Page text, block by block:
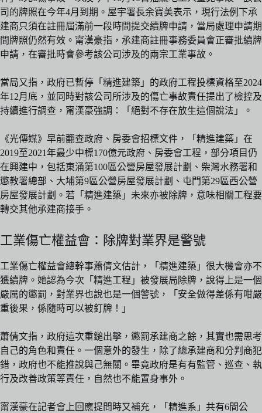
司的牌照在今年4月到期。屋宇署長余寶美表示，現行法例下承
建商只須在註冊屆滿前一段時間提交續牌申請，當局處理申請期
間牌照仍然有效。甯漢豪指，承建商註冊事務委員會正審批續牌
申請，在審批時會參考該公司涉及的兩宗工業事故。
當局又指，政府已暫停「精進建築」的政府工程投標資格至2024
年12月底，並同時對該公司所涉及的傷亡事故責任提出了檢控及
持續進行調查，甯漢豪強調：「絕對不存在放生這個說法」。
《光傳媒》早前翻查政府、房委會招標文件，「精進建築」在
2019至2021年最少中標170億元政府、房委會工程，部分項目仍
在興建中，包括東涌第100區公營房屋發展計劃、柴灣水務署和
懲教署總部、大埔第9區公營房屋發展計劃、屯門第29區西公營
房屋發展計劃。若「精進建築」未來亦被除牌，意味相關工程要
轉交其他承建商接手。
工業傷亡權益會：除牌對業界是警號
工業傷亡權益會總幹事蕭倩文估計，「精進建築」很大機會亦不
獲續牌。她認為今次「精進工程」被發展局除牌，說得上是一個
嚴厲的懲罰，對業界也說也是一個警號，「安全做得差係有咁嚴
重後果，係隨時可以被釘牌！」
蕭倩文指，政府這次重鎚出擊，懲罰承建商之餘，其實也需思考
自己的角色和責任。一個意外的發生，除了總承建商和分判商犯
錯，政府也不能推說與己無關。畢竟政府是有有監管、巡查、執
行及改善政策等責任，自然也不能置身事外。
甯漢豪在記者會上回應提問時又補充，「精進系」共有6間公